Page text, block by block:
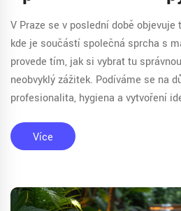
V Praze se v poslední době
kde je součástí společná sprcha s
provede tím, jak si vybrat tu
neobvyklý zážitek. Podíváme se na
profesionalita, hygiena a vytvoření
návštěvy. Tipy a rady vám pomohou
maximum.
Více